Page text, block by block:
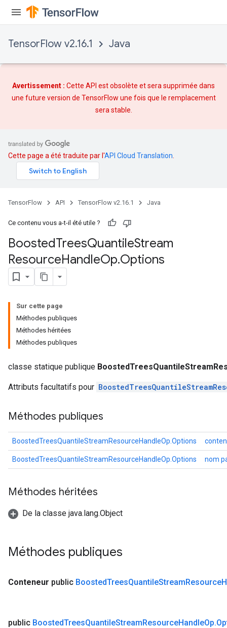
TensorFlow v2.16.1 Java
Avertissement : Cette API est obsolète et sera supprimée dans
une future version de TensorFlow une fois que le remplacement
sera stable.
Cette page a été traduite par l'API Cloud Translation
TensorFlow API TensorFlow v2.16.1 Java
Ce contenu vous a-t-il été utile ?
BoostedTreesQuantileStream
ResourceHandleOp.Options
Sur cette page
Méthodes publiques
Méthodes héritées
Méthodes publiques
classe statique publique
Attributs facultatifs pour
Méthodes publiques
BoostedTreesQuantileStreamResourceHandleOp.Options
BoostedTreesQuantileStreamResourceHandleOp.Options nom
Méthodes héritées
De la classe java.lang.Object
Méthodes publiques
Conteneur public BoostedTreesQuantileStreamResource
public BoostedTreesQuantileStreamResourceHandleOp.